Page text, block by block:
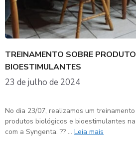
TREINAMENTO SOBRE
BIOESTIMULANTES
23 de julho de 2024
No dia 23/07, realizamos um
produtos biológicos e bioestimulantes
com a Syngenta. ?? … Leia mais